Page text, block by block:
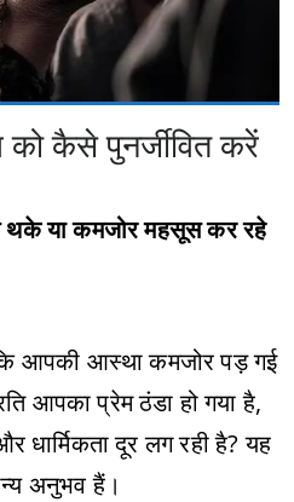
कैसे पुनर्जीवित करें
या कमजोर महसूस कर रहे
आपकी आस्था कमजोर पड़ गई
आपका प्रेम ठंडा हो गया है,
धार्मिकता दूर लग रही है? यह
अनुभव हैं।